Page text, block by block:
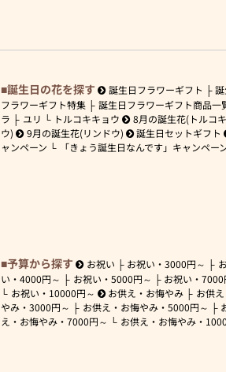
誕生日の花を探す 誕生日フラワーギフト
フラワーギフト特集
誕生日フラワーギフト商品一
ラ
ユリ トルコキキョウ
8月の誕生花(トルコ
ウ)
9月の誕生花(リンドウ) 誕生日セットギフト
ャンペーン
「きょう誕生日なんです」キャンペー
予算から探す お祝い お祝い・3000円～
い・ 4000円～ お祝い・ 5000円～ お祝い・7000
お祝い・ 10000円～ お供え・お悔やみ
お供
やみ・ 3000円～ お供え・お悔やみ・ 5000円～
え・お悔やみ・ 7000円～ お供え・お悔やみ・